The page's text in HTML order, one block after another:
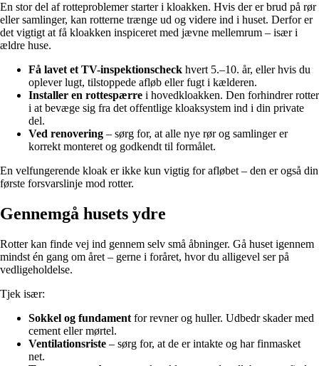
En stor del af rotteproblemer starter i kloakken. Hvis der er brud på rør
eller samlinger, kan rotterne trænge ud og videre ind i huset. Derfor er
det vigtigt at få kloakken inspiceret med jævne mellemrum – især i
ældre huse.
Få lavet et TV-inspektionscheck hvert 5.–10. år, eller hvis du
oplever lugt, tilstoppede afløb eller fugt i kælderen.
Installer en rottespærre i hovedkloakken. Den forhindrer rotter
i at bevæge sig fra det offentlige kloaksystem ind i din private
del.
Ved renovering – sørg for, at alle nye rør og samlinger er
korrekt monteret og godkendt til formålet.
En velfungerende kloak er ikke kun vigtig for afløbet – den er også din
første forsvarslinje mod rotter.
Gennemgå husets ydre
Rotter kan finde vej ind gennem selv små åbninger. Gå huset igennem
mindst én gang om året – gerne i foråret, hvor du alligevel ser på
vedligeholdelse.
Tjek især:
Sokkel og fundament for revner og huller. Udbedr skader med
cement eller mørtel.
Ventilationsriste – sørg for, at de er intakte og har finmasket
net.